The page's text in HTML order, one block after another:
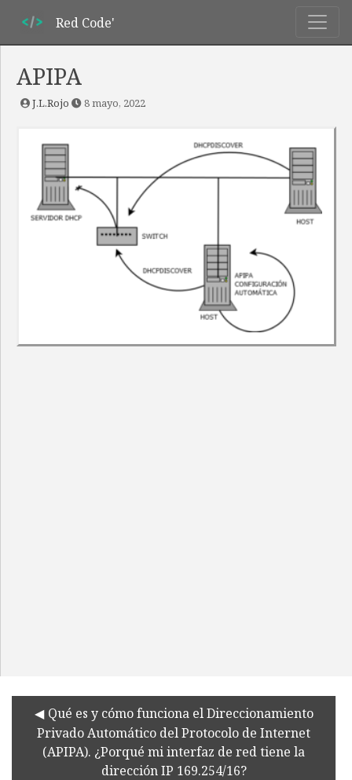
Red Code'
APIPA
J.L.Rojo 8 mayo, 2022
Qué es y cómo funciona el Direccionamiento
Privado Automático del Protocolo de Internet
(APIPA). ¿Porqué mi interfaz de red tiene la
dirección IP 169.254/16?